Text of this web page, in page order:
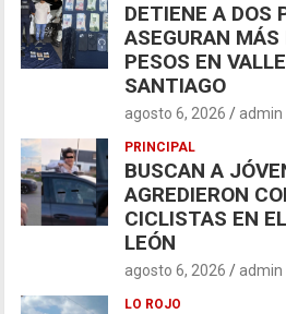
DETIENE A DOS
ASEGURAN
PESOS EN
SANTIAGO
agosto 6, 2026 admin
PRINCIPAL
BUSCAN A
AGREDIERON
CICLISTAS EN
LEÓN
agosto 6, 2026 admin
LO ROJO